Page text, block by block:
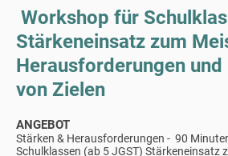
Workshop für
Stärkeneinsatz zum
Herausforderungen und
von Zielen
ANGEBOT
Stärken & Herausforderungen - 90
Schulklassen (ab 5 JGST) Stärkeneinsatz